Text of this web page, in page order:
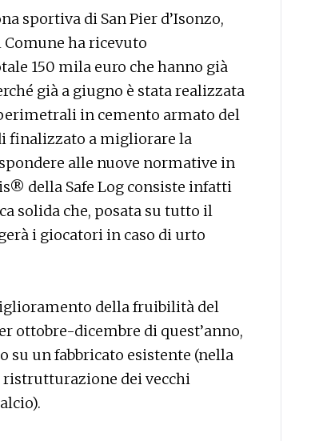
sportiva di San Pier d’Isonzo,
ha ricevuto
150 mila euro che hanno già
già a giugno è stata realizzata
in cemento armato del
finalizzato a migliorare la
alle nuove normative in
della Safe Log consiste infatti
solida che, posata su tutto il
i giocatori in caso di urto
della fruibilità del
ottobre-dicembre di quest’anno,
su un fabbricato esistente (nella
ristrutturazione dei vecchi